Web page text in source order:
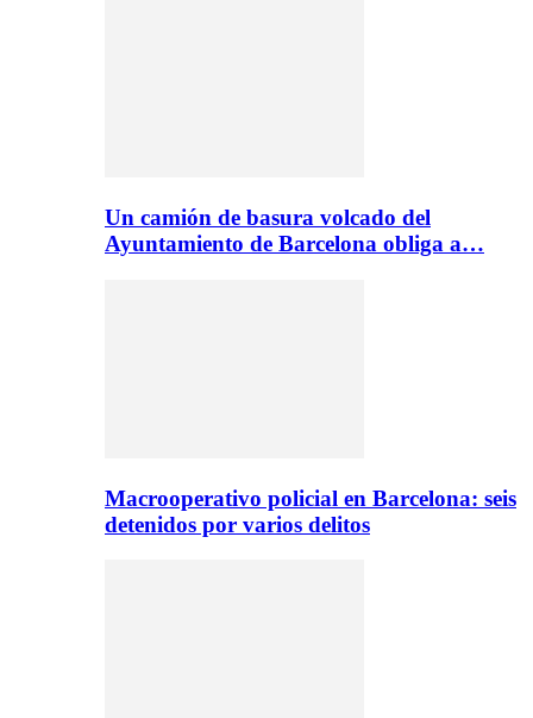
Un camión de basura volcado del
Ayuntamiento de Barcelona obliga a…
Macrooperativo policial en Barcelona: seis
detenidos por varios delitos